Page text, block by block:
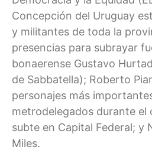
Concepción del Uruguay
y militantes de toda la
presencias para subrayar
bonaerense Gustavo
de Sabbatella); Roberto
personajes más
metrodelegados durante el
subte en Capital Federal; y
Miles.